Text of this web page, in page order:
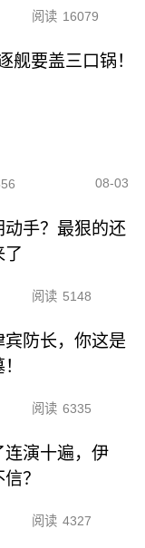
阅读 16079
舰要盖三口锅！
08-03
手？最狠的还
了
阅读 5148
防长，你这是
阅读 6335
连演十遍，伊
？
阅读 4327